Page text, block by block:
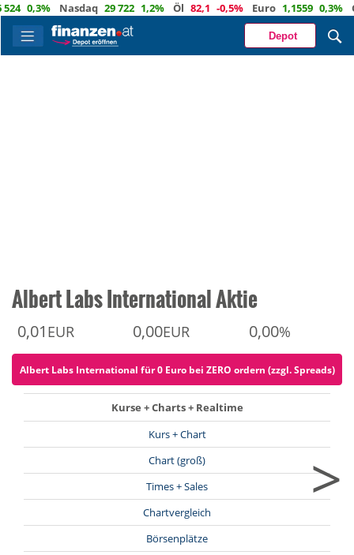
0,3% Nasdaq 29 722 1,2% Öl 82,1 -0,5% Euro 1,1559 0,3% CHF
Depot
Albert Labs International Aktie
0,01 EUR 0,00EUR 0,00%
Albert Labs International für 0 Euro bei ZERO ordern (zzgl. Spreads)
Kurse + Charts + Realtime
Kurs + Chart
Chart (groß)
Times + Sales
Chartvergleich
Börsenplätze
>